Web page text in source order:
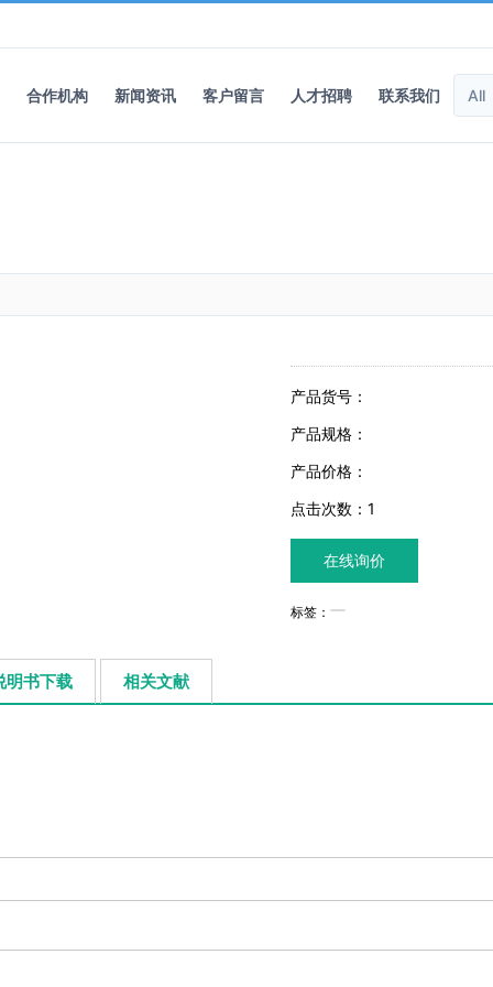
合作机构 新闻资讯 客户留言 人才招聘 联系我们
产品货号：
产品规格：
产品价格：
点击次数： 1
在线询价
标签：
明书下载 相关文献